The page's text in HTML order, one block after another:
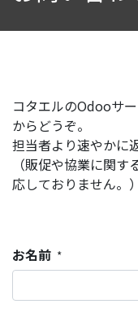
コタエルのOdooサ
からどうぞ。
担当者より速やかに
（販促や協業に関
応しておりません。）
お名前 *